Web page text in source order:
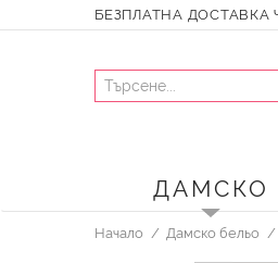
БЕЗПЛАТНА ДОСТАВКА
ДАМСКО
Начало Дамско бельо